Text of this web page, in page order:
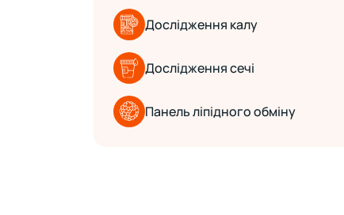
Дослідження калу
Дослідження сечі
Панель ліпідного обміну